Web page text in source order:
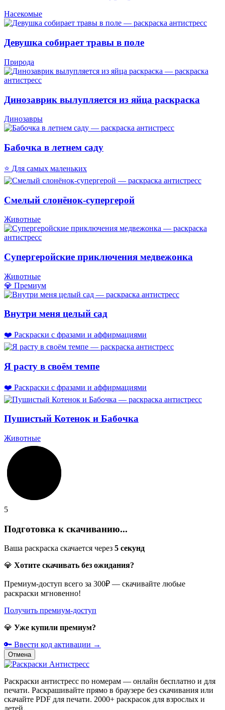
Насекомые
Девушка собирает травы в поле
Природа
Динозаврик вылупляется из яйца раскраска
Динозавры
Бабочка в летнем саду
⭐ Для самых маленьких
Смелый слонёнок-супергерой
Животные
Супергеройские приключения медвежонка
Животные
💎 Премиум
Внутри меня целый сад
❤️ Раскраски с фразами и аффирмациями
Я расту в своём темпе
❤️ Раскраски с фразами и аффирмациями
Пушистый Котенок и Бабочка
Животные
5
Подготовка к скачиванию...
Ваша раскраска скачается через 5 секунд
💎 Хотите скачивать без ожидания?
Премиум-доступ всего за 300₽ — скачивайте любые
раскраски мгновенно!
Получить премиум-доступ
💎 Уже купили премиум?
🔑 Ввести код активации →
Отмена
Раскраски антистресс по номерам — онлайн бесплатно и для
печати. Раскрашивайте прямо в браузере без скачивания или
скачайте PDF для печати. 2000+ раскрасок для взрослых и